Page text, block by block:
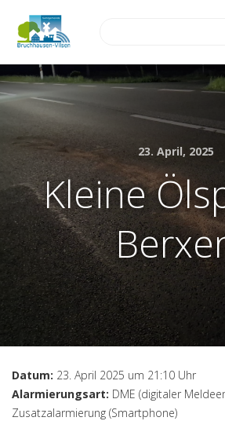
23. April, 2025
Kleine
Datum: 23. April 2025 um 21:10 Uhr
Alarmierungsart: DME (digitaler
Zusatzalarmierung (Smartphone)